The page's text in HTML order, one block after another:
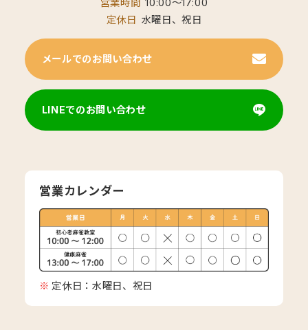
営業時間 10:00～17:00
定休日 水曜日、祝日
メールでのお問い合わせ
LINEでのお問い合わせ
営業カレンダー
定休日：水曜日、祝日